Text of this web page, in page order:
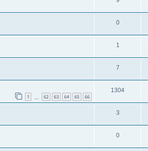
0
1
7
1 62 63 64 65 66
1304
3
0